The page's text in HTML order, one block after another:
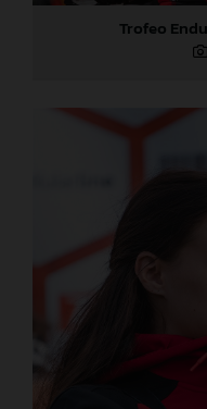
Trofeo